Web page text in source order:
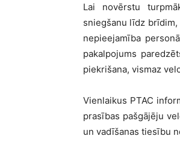
Lai novērstu
sniegšanu līdz
nepieejamība
pakalpojums
piekrišana, vismaz
Vienlaikus PTAC
prasības pašgājēju
un vadīšanas tiesību